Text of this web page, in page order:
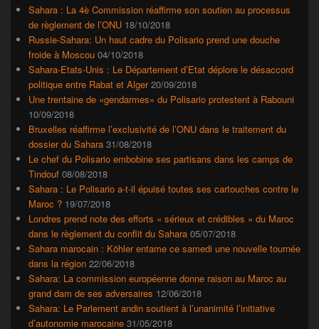
Sahara : La 4è Commission réaffirme son soutien au processus
de règlement de l’ONU 18/10/2018
Russie-Sahara: Un haut cadre du Polisario prend une douche
froide à Moscou 04/10/2018
Sahara-Etats-Unis : Le Département d’Etat déplore le désaccord
politique entre Rabat et Alger 20/09/2018
Une trentaine de «gendarmes» du Polisario protestent à Rabouni
10/09/2018
Bruxelles réaffirme l’exclusivité de l’ONU dans le traitement du
dossier du Sahara 31/08/2018
Le chef du Polisario embobine ses partisans dans les camps de
Tindouf 08/08/2018
Sahara : Le Polisario a-t-il épuisé toutes ses cartouches contre le
Maroc ? 19/07/2018
Londres prend note des efforts « sérieux et crédibles » du Maroc
dans le règlement du conflit du Sahara 05/07/2018
Sahara marocain : Köhler entame ce samedi une nouvelle tournée
dans la région 22/06/2018
Sahara: La commission européenne donne raison au Maroc au
grand dam de ses adversaires 12/06/2018
Sahara: Le Parlement andin soutient à l’unanimité l’initiative
d’autonomie marocaine 31/05/2018